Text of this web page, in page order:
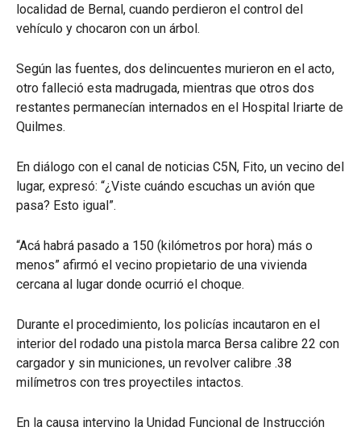
localidad de Bernal, cuando perdieron el control del
vehículo y chocaron con un árbol.
Según las fuentes, dos delincuentes murieron en el acto,
otro falleció esta madrugada, mientras que otros dos
restantes permanecían internados en el Hospital Iriarte de
Quilmes.
En diálogo con el canal de noticias C5N, Fito, un vecino del
lugar, expresó: “¿Viste cuándo escuchas un avión que
pasa? Esto igual”.
“Acá habrá pasado a 150 (kilómetros por hora) más o
menos” afirmó el vecino propietario de una vivienda
cercana al lugar donde ocurrió el choque.
Durante el procedimiento, los policías incautaron en el
interior del rodado una pistola marca Bersa calibre 22 con
cargador y sin municiones, un revolver calibre .38
milímetros con tres proyectiles intactos.
En la causa intervino la Unidad Funcional de Instrucción